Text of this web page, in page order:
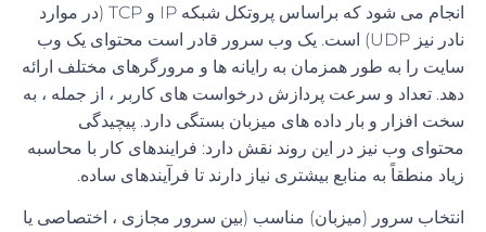
انجام می شود که براساس پروتکل شبکه IP و TCP (در موارد
نادر نیز UDP) است. یک وب سرور قادر است محتوای یک وب
سایت را به طور همزمان به رایانه ها و مرورگرهای مختلف ارائه
دهد. تعداد و سرعت پردازش درخواست های کاربر ، از جمله ، به
سخت افزار و بار داده های میزبان بستگی دارد. پیچیدگی
محتوای وب نیز در این روند نقش دارد: فرایندهای کار با محاسبه
زیاد منطقاً به منابع بیشتری نیاز دارند تا فرآیندهای ساده.
انتخاب سرور (میزبان) مناسب (بین سرور مجازی ، اختصاصی یا